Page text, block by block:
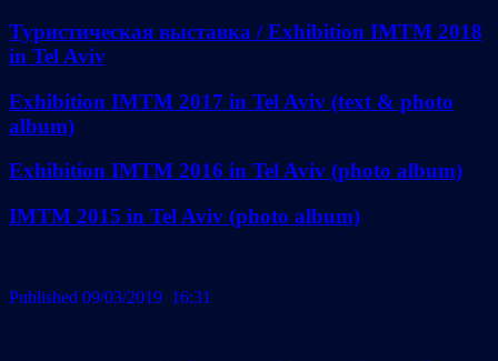
Туристическая выставка / Exhibition IMTM 2018
in Tel Aviv
Exhibition IMTM 2017 in Tel Aviv (text & photo
album)
Exhibition IMTM 2016 in Tel Aviv (photo album)
IMTM 2015 in Tel Aviv (photo album)
Published 09/03/2019 16:31